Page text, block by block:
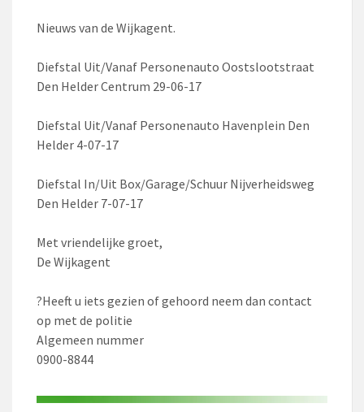
Nieuws van de Wijkagent.
Diefstal Uit/Vanaf Personenauto Oostslootstraat
Den Helder Centrum 29-06-17
Diefstal Uit/Vanaf Personenauto Havenplein Den
Helder 4-07-17
Diefstal In/Uit Box/Garage/Schuur Nijverheidsweg
Den Helder 7-07-17
Met vriendelijke groet,
De Wijkagent
?Heeft u iets gezien of gehoord neem dan contact
op met de politie
Algemeen nummer
0900-8844